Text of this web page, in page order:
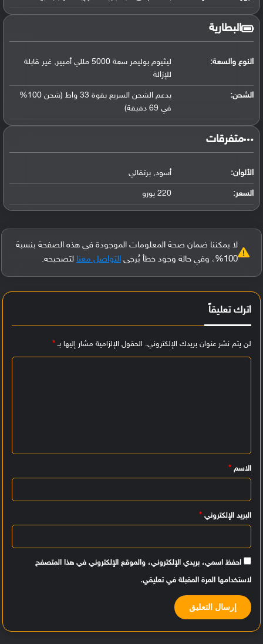
البطارية
النوع والسعة:
ليثيوم بوليمر سعة 5000 مللي أمبير, غير قابلة
للإزالة
الشحن:
يدعم الشحن السريع بقوة 33 واط (شحن 100%
في 69 دقيقة)
‏متفرقات‏
الألوان: أسود, برتقالي
السعر: 220 يورو
لا يمكننا ضمان صحة المعلومات الموجودة في هذه الصفحة بنسبة
100%، وفي حالة وجود خطأ يُرجى
التواصل معنا لتصحيحه.
اترك تعليقاً
لن يتم نشر عنوان بريدك الإلكتروني. الحقول الإلزامية مشار إليها بـ*
ي
ق
الاسم *
البريد الإلكتروني *
احفظ اسمي، بريدي الإلكتروني، والموقع الإلكتروني في هذا المتصفح
لاستخدامها المرة المقبلة في تعليقي.